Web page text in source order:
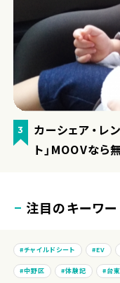
3
カーシェア・レ
ト」MOOVなら
注目のキーワー
チャイルドシート EV
中野区 体験記 台